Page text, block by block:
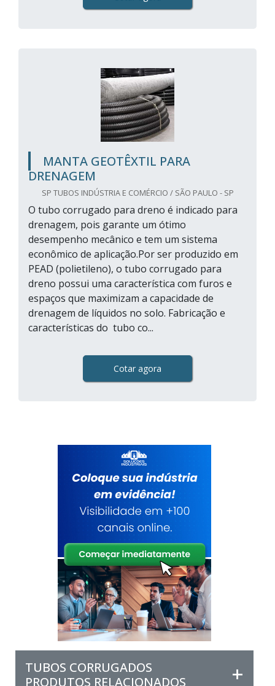
MANTA GEOTÊXTIL PARA
DRENAGEM
SP TUBOS INDÚSTRIA E COMÉRCIO / SÃO PAULO - SP
O tubo corrugado para dreno é indicado para
drenagem, pois garante um ótimo
desempenho mecânico e tem um sistema
econômico de aplicação.Por ser produzido em
PEAD (polietileno), o tubo corrugado para
dreno possui uma característica com furos e
espaços que maximizam a capacidade de
drenagem de líquidos no solo. Fabricação e
características do tubo co...
Cotar agora
TUBOS CORRUGADOS
PRODUTOS RELACIONADOS